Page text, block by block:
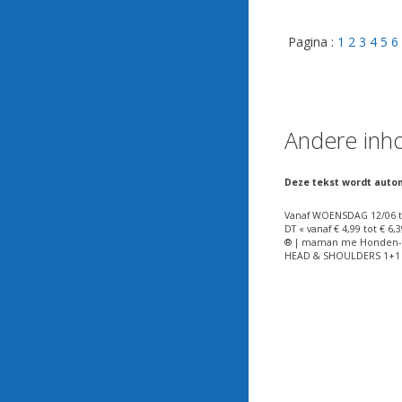
Pagina : 1 2 3 4 5 6
Andere
Deze tekst wordt
Vanaf WOENSDAG 12/
DT « vanaf € 4,99 tot €
® | maman me Honden-
HEAD & SHOULDERS